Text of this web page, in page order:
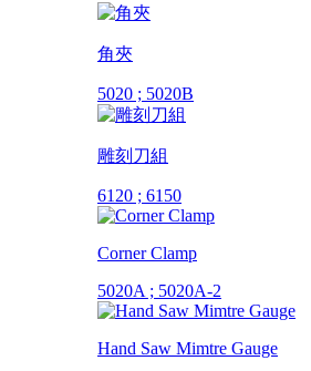
角夾
5020 ; 5020B
雕刻刀組
6120 ; 6150
Corner Clamp
5020A ; 5020A-2
Hand Saw Mimtre Gauge